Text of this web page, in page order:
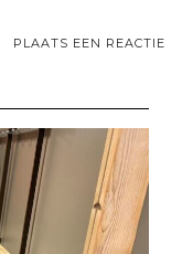
PLAATS EEN REACTIE